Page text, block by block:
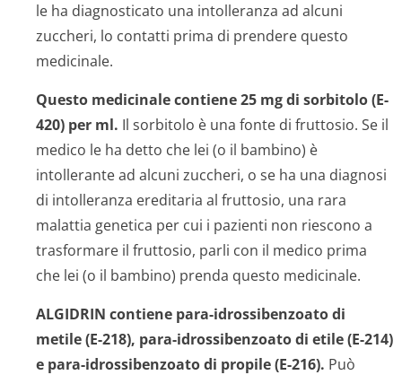
le ha diagnosticato una intolleranza ad alcuni
zuccheri, lo contatti prima di prendere questo
medicinale.
Questo medicinale contiene 25 mg di sorbitolo (E-
420) per ml. Il sorbitolo è una fonte di fruttosio. Se il
medico le ha detto che lei (o il bambino) è
intollerante ad alcuni zuccheri, o se ha una diagnosi
di intolleranza ereditaria al fruttosio, una rara
malattia genetica per cui i pazienti non riescono a
trasformare il fruttosio, parli con il medico prima
che lei (o il bambino) prenda questo medicinale.
ALGIDRIN contiene para-idrossibenzoato di
metile (E-218), para-idrossibenzoato di etile (E-214)
e para-idrossibenzoato di propile (E-216). Può